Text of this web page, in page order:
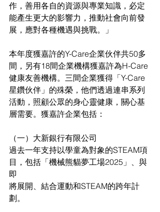
作，善用各自的資源與專業知識，必定
能產生更大的影響力，推動社會向前發
展，應對各種機遇與挑戰。」
本年度獲嘉許的Y-Care企業伙伴共50多
間，另有18間企業機構獲嘉許為H-Care
健康友善機構。三間企業獲得「Y-Care
星鑽伙伴」的殊榮，他們透過連串系列
活動，照顧公眾的身心靈健康，關心基
層需要。獲嘉許企業包括：
（一）大新銀行有限公司
過去一年支持以學童為對象的STEAM項
目，包括「機械熊貓夢工場2025」、與
即
將展開、結合運動和STEAM的跨年計
劃。